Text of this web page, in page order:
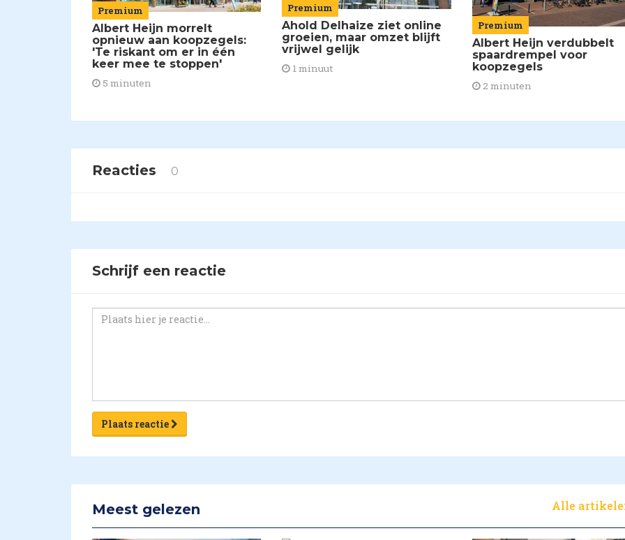
Premium
Albert Heijn morrelt
opnieuw aan koopzegels:
'Te riskant om er in één
keer mee te stoppen'
5 minuten
Premium
Ahold Delhaize ziet online
groeien, maar omzet blijft
vrijwel gelijk
1 minuut
Premium
Albert Heijn verdubbelt
spaardrempel voor
koopzegels
2 minuten
Reacties 0
Schrijf een reactie
Plaats reactie
Meest gelezen Alle